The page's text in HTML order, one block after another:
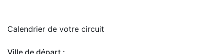
Calendrier de votre circuit
Ville de départ :